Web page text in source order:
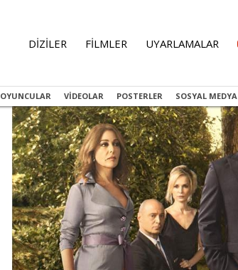
DİZİLER FİLMLER UYARLAMALAR
OYUNCULAR VIDEOLAR POSTERLER SOSYAL MEDYA